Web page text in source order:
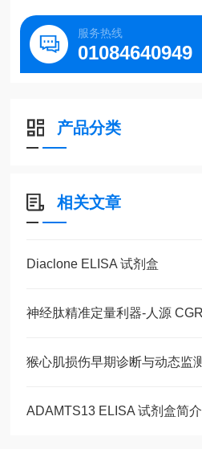
服务热线
01084640949
产品分类
相关文章
Diaclone ELISA 试剂盒
ADAMTS13 ELISA 试剂盒简介